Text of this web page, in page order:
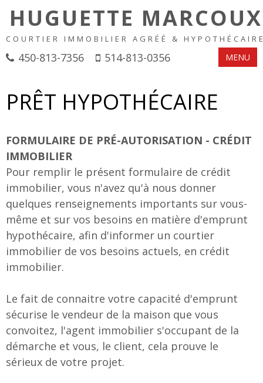
HUGUETTE MARCOUX
COURTIER IMMOBILIER AGRÉÉ &
450-813-7356 514-813-0356 MENU
PRÊT HYPOTHÉCAIRE
FORMULAIRE DE PRÉ-AUTORISATION - CRÉDIT
IMMOBILIER
Pour remplir le présent formulaire de crédit
immobilier, vous n'avez qu'à nous donner
quelques renseignements importants sur vous-
même et sur vos besoins en matière d'emprunt
hypothécaire, afin d'informer un courtier
immobilier de vos besoins actuels, en crédit
immobilier.
Le fait de connaitre votre capacité d'emprunt
sécurise le vendeur de la maison que vous
convoitez, l'agent immobilier s'occupant de la
démarche et vous, le client, cela prouve le
sérieux de votre projet.